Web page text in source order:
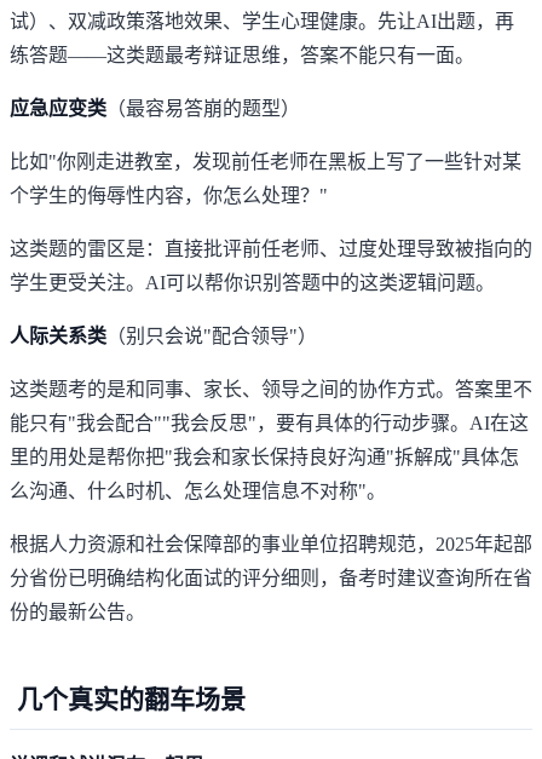
试）、双减政策落地效果、学生心理健康。先让AI出题，再
练答题——这类题最考辩证思维，答案不能只有一面。
应急应变类 （最容易答崩的题型）
比如"你刚走进教室，发现前任老师在黑板上写了一些针对某
个学生的侮辱性内容，你怎么处理？"
这类题的雷区是：直接批评前任老师、过度处理导致被指向的
学生更受关注。AI可以帮你识别答题中的这类逻辑问题。
人际关系类 （别只会说"配合领导"）
这类题考的是和同事、家长、领导之间的协作方式。答案里不
能只有"我会配合""我会反思"，要有具体的行动步骤。AI在这
里的用处是帮你把"我会和家长保持良好沟通"拆解成"具体怎
么沟通、什么时机、怎么处理信息不对称"。
根据人力资源和社会保障部的事业单位招聘规范，2025年起部
分省份已明确结构化面试的评分细则，备考时建议查询所在省
份的最新公告。
几个真实的翻车场景